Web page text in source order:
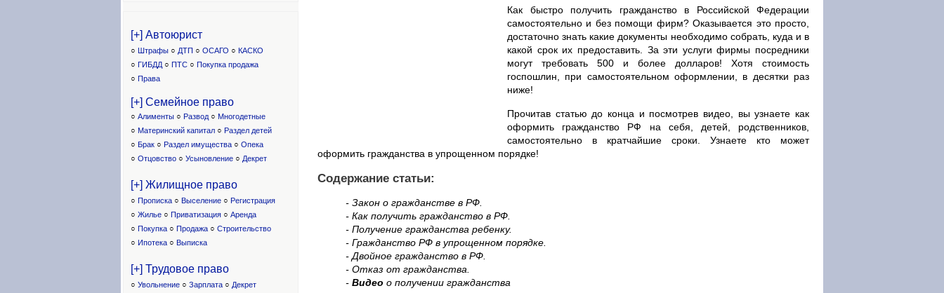
Как быстро получить гражданство в Российской Федерации
самостоятельно и без помощи фирм? Оказывается это просто,
достаточно знать какие документы необходимо собрать, куда и в
какой срок их предоставить. За эти услуги фирмы посредники
могут требовать 500 и более долларов! Хотя стоимость
госпошлин, при самостоятельном оформлении, в десятки раз
ниже!
Прочитав статью до конца и посмотрев видео, вы узнаете как
оформить гражданство РФ на себя, детей, родственников,
самостоятельно в кратчайшие сроки. Узнаете кто может
оформить гражданства в упрощенном порядке!
Содержание статьи:
- Закон о гражданстве в РФ.
- Как получить гражданство в РФ.
- Получение гражданства ребенку.
- Гражданство РФ в упрощенном порядке.
- Двойное гражданство в РФ.
- Отказ от гражданства.
- Видео о получении гражданства
[+] Автоюрист
○ Штрафы ○ ДТП ○ ОСАГО ○ КАСКО
○ ГИБДД ○ ПТС ○ Покупка продажа
○ Права
[+] Семейное право
○ Алименты ○ Развод ○ Многодетные
○ Материнский капитал ○ Раздел детей
○ Брак ○ Раздел имущества ○ Опека
○ Отцовство ○ Усыновление ○ Декрет
[+] Жилищное право
○ Прописка ○ Выселение ○ Регистрация
○ Жилье ○ Приватизация ○ Аренда
○ Покупка ○ Продажа ○ Строительство
○ Ипотека ○ Выписка
[+] Трудовое право
○ Увольнение ○ Зарплата ○ Декрет